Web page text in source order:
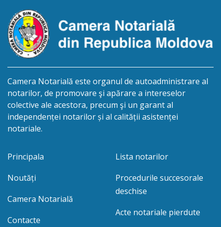
este planificată în prealabil în termen de 2 (două)
luni din ziua publicării avizului, cu […]
Camera Notarială este organul de autoadministrare al
notarilor, de promovare şi apărare a intereselor
colective ale acestora, precum şi un garant al
independenței notarilor și al calității asistenței
notariale.
Principala
Noutăți
Camera Notarială
Contacte
Lista notarilor
Procedurile succesorale
deschise
Acte notariale pierdute